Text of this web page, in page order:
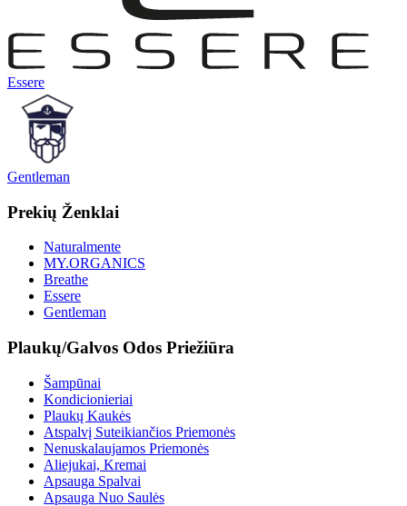
Essere
Gentleman
Prekių Ženklai
Naturalmente
MY.ORGANICS
Breathe
Essere
Gentleman
Plaukų/Galvos Odos Priežiūra
Šampūnai
Kondicionieriai
Plaukų Kaukės
Atspalvį Suteikiančios Priemonės
Nenuskalaujamos Priemonės
Aliejukai, Kremai
Apsauga Spalvai
Apsauga Nuo Saulės